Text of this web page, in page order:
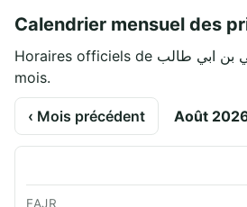
Calendrier mensuel des
Horaires officiels de مسجد علي بن ابي طالب sur tout le
mois.
‹ Mois précédent Août